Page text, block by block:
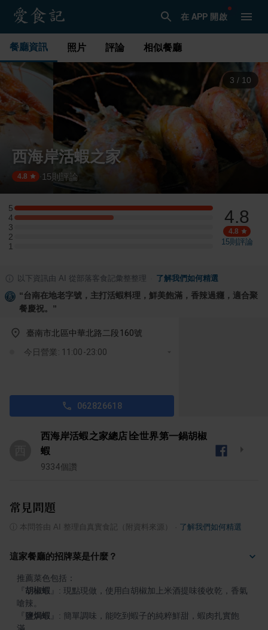
在 APP 開啟
餐廳資訊 照片 評論 相似餐廳
3 / 10
西海岸活蝦之家
4.8 15則評論
5
5 星：4 則評論
4
4 星：2 則評論
3
3 星：0 則評論
2
2 星：0 則評論
1
1 星：0 則評論
4.8
4.8
15則評論
以下資訊由 AI 從部落客食記彙整整理 了解我們如何精選
“台南在地老字號，主打活蝦料理，鮮美飽滿，香辣過癮，適合聚
餐慶祝。 ”
臺南市北區中華北路二段160號
今日營業: 11:00-23:00
062826618
西海岸活蝦之家總店∣全世界第一鍋胡椒
蝦
9334個讚
常見問題
本問答由 AI 整理自真實食記（附資料來源） 了解我們如何精選
這家餐廳的招牌菜是什麼？
胡椒蝦
: 現點現做，使用白胡椒加上米酒提味後收乾，香氣
鹽焗蝦
: 簡單調味，能吃到蝦子的純粹鮮甜，蝦肉扎實飽